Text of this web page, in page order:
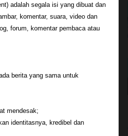
adalah segala isi yang dibuat dan
komentar, suara, video dan
forum, komentar pembaca atau
berita yang sama untuk
mendesak;
identitasnya, kredibel dan